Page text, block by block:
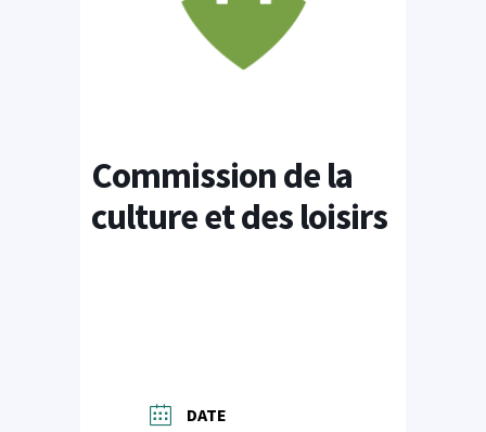
Commission de la
culture et des loisirs
DATE